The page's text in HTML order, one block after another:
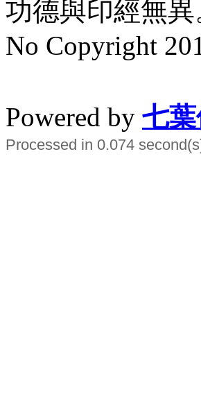
功德與印經無異
No Copyright
Powered by 七
Processed in 0.074